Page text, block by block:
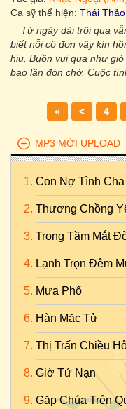
Ca sỹ thể hiện: Thái Thảo
Từ ngày dài trôi qua
biết nỗi cô đơn vây kín
hiu. Buồn vui qua như
bao lần đón chờ. Cuộc
« < 4
MP3 MỚI UPLOAD
Con Nợ Tình Cha
Thương Chồng
Trong Tầm Mắt
Lạnh Trọn Đêm
Mưa Phố
Hàn Mặc Tử
Thị Trấn Chiều
Giờ Tử Nạn
Gặp Chúa Trên